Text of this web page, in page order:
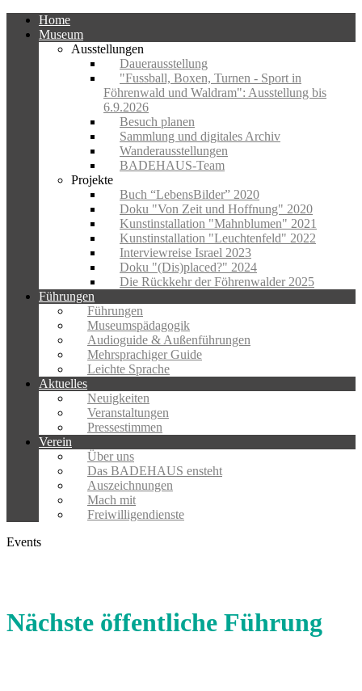
Home
Museum
Ausstellungen
Dauerausstellung
"Fussball, Boxen, Turnen - Sport in
Föhrenwald und Waldram": Ausstellung bis
6.9.2026
Besuch planen
Sammlung und digitales Archiv
Wanderausstellungen
BADEHAUS-Team
Projekte
Buch “LebensBilder” 2020
Doku "Von Zeit und Hoffnung" 2020
Kunstinstallation "Mahnblumen" 2021
Kunstinstallation "Leuchtenfeld" 2022
Interviewreise Israel 2023
Doku "(Dis)placed?" 2024
Die Rückkehr der Föhrenwalder 2025
Führungen
Führungen
Museumspädagogik
Audioguide & Außenführungen
Mehrsprachiger Guide
Leichte Sprache
Aktuelles
Neuigkeiten
Veranstaltungen
Pressestimmen
Verein
Über uns
Das BADEHAUS ensteht
Auszeichnungen
Mach mit
Freiwilligendienste
Events
Nächste öffentliche Führung